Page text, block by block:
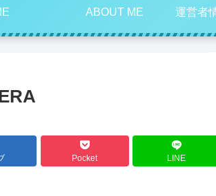
ABOUT ME 運営者
Pocket LINE